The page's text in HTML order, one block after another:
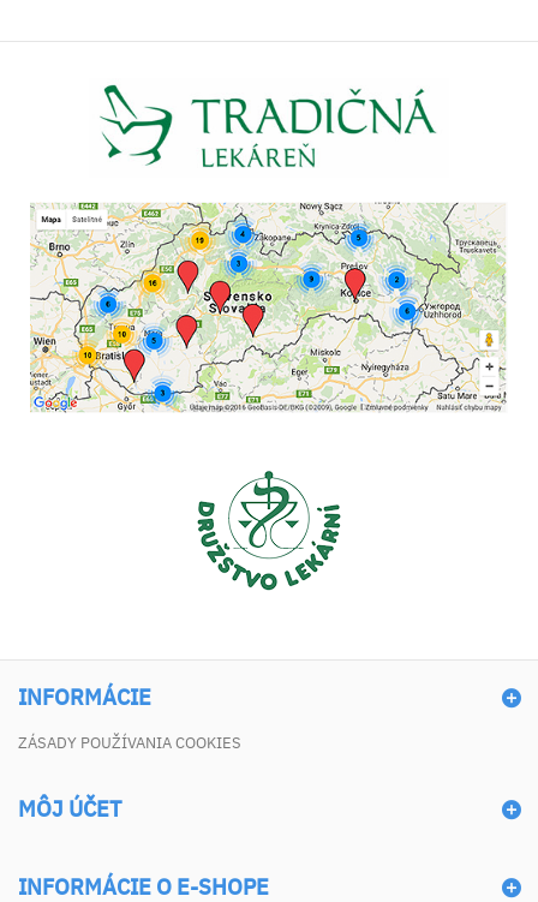
INFORMÁCIE
ZÁSADY POUŽÍVANIA COOKIES
MÔJ ÚČET
INFORMÁCIE O E-SHOPE